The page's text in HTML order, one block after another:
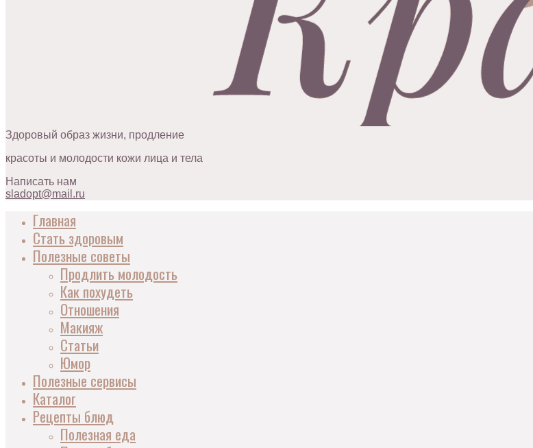
Здоровый образ жизни, продление
красоты и молодости кожи лица и тела
Написать нам
sladopt@mail.ru
Главная
Стать здоровым
Полезные советы
Продлить молодость
Как похудеть
Отношения
Макияж
Статьи
Юмор
Полезные сервисы
Каталог
Рецепты блюд
Полезная еда